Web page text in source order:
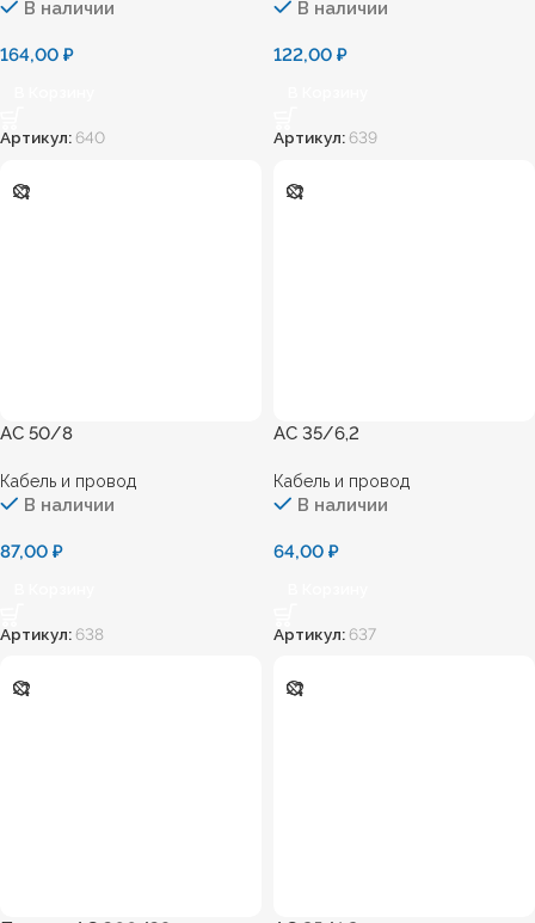
В наличии
164,00 ₽
Артикул: 640
В наличии
122,00 ₽
Артикул: 639
АС 50/8
Кабель и провод
В наличии
87,00 ₽
Артикул: 638
АС 35/6,2
Кабель и провод
В наличии
64,00 ₽
Артикул: 637